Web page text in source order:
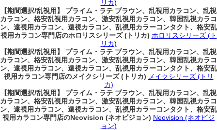
リカ)
【期間選択/乱視用】 プライム・ラテ ブラウン、乱視用カラコン、乱視
カラコン、格安乱視用カラコン、激安乱視用カラコン、韓国乱視カラコ
ン、遠視用カラコン、遠視カラコン、乱視用カラーコンタクト、格安乱
視用カラコン専門店のホロリスシリーズ (トリカ) ホロリスシリーズ (ト
リカ)
【期間選択/乱視用】 プライム・ラテ ブラウン、乱視用カラコン、乱視
カラコン、格安乱視用カラコン、激安乱視用カラコン、韓国乱視カラコ
ン、遠視用カラコン、遠視カラコン、乱視用カラーコンタクト、格安乱
視用カラコン専門店のメイクシリーズ (トリカ) メイクシリーズ (トリ
カ)
【期間選択/乱視用】 プライム・ラテ ブラウン、乱視用カラコン、乱視
カラコン、格安乱視用カラコン、激安乱視用カラコン、韓国乱視カラコ
ン、遠視用カラコン、遠視カラコン、乱視用カラーコンタクト、格安乱
視用カラコン専門店のNeovision (ネオビジョン) Neovision (ネオビジ
ョン)